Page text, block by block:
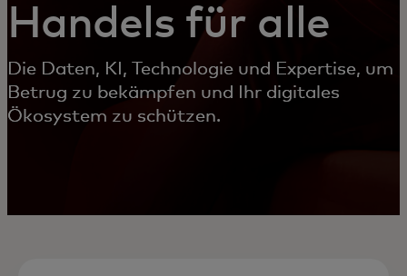
Handels für alle
Die Daten, KI, Technologie und Expertise, um
Betrug zu bekämpfen und Ihr digitales
Ökosystem zu schützen.